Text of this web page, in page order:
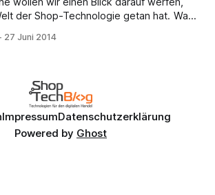
der Shop-Technologie getan hat. Was
den SaaS-Service Magento Go ein. Laut
27 Juni 2014
ImpressumDatenschutzerklärung
Powered by Ghost